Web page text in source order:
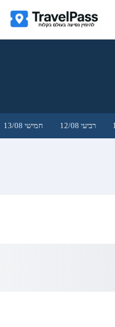
רביעי 12/08 חמישי 13/08